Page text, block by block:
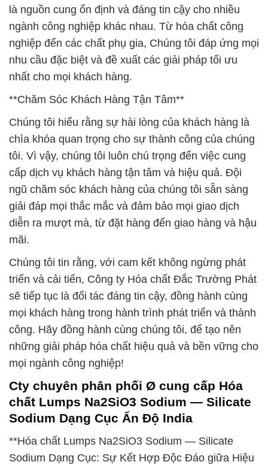
là nguồn cung ổn định và đáng tin cậy cho nhiều
ngành công nghiệp khác nhau. Từ hóa chất công
nghiệp đến các chất phụ gia, Chúng tôi đáp ứng mọi
nhu cầu đặc biệt và đề xuất các giải pháp tối ưu
nhất cho mọi khách hàng.
**Chăm Sóc Khách Hàng Tận Tâm**
Chúng tôi hiểu rằng sự hài lòng của khách hàng là
chìa khóa quan trọng cho sự thành công của chúng
tôi. Vì vậy, chúng tôi luôn chú trọng đến việc cung
cấp dịch vụ khách hàng tận tâm và hiệu quả. Đội
ngũ chăm sóc khách hàng của chúng tôi sẵn sàng
giải đáp mọi thắc mắc và đảm bảo mọi giao dịch
diễn ra mượt mà, từ đặt hàng đến giao hàng và hậu
mãi.
Chúng tôi tin rằng, với cam kết không ngừng phát
triển và cải tiến, Công ty Hóa chất Đắc Trường Phát
sẽ tiếp tục là đối tác đáng tin cậy, đồng hành cùng
mọi khách hàng trong hành trình phát triển và thành
công. Hãy đồng hành cùng chúng tôi, để tạo nên
những giải pháp hóa chất hiệu quả và bền vững cho
mọi ngành công nghiệp!
Cty chuyên phân phối Ø cung cấp Hóa
chất Lumps Na2SiO3 Sodium — Silicate
Sodium Dạng Cục Ấn Độ India
**Hóa chất Lumps Na2SiO3 Sodium — Silicate
Sodium Dạng Cục: Sự Kết Hợp Độc Đáo giữa Hiệu